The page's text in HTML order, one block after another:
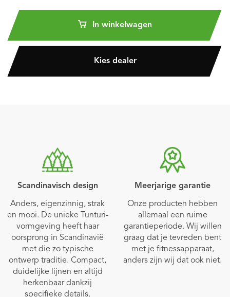
In winkelwagen
Kies dealer
Scandinavisch design
Anders, eigenzinnig, strak
en mooi. De unieke Tunturi-
vormgeving heeft haar
oorsprong in Scandinavië
met die zo typische
ontwerp traditie. Compact,
duidelijke lijnen en altijd
herkenbaar dankzij
specifieke details.
Meerjarige garantie
Onze producten hebben
allemaal een ruime
garantieperiode. Wij willen
graag dat je tevreden bent
met je fitnessapparaat,
anders zijn wij dat ook niet.